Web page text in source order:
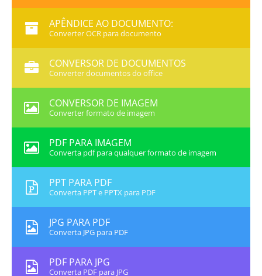
APÊNDICE AO DOCUMENTO:
Converter OCR para documento
CONVERSOR DE DOCUMENTOS
Converter documentos do office
CONVERSOR DE IMAGEM
Converter formato de imagem
PDF PARA IMAGEM
Converta pdf para qualquer formato de imagem
PPT PARA PDF
Converta PPT e PPTX para PDF
JPG PARA PDF
Converta JPG para PDF
PDF PARA JPG
Converta PDF para JPG